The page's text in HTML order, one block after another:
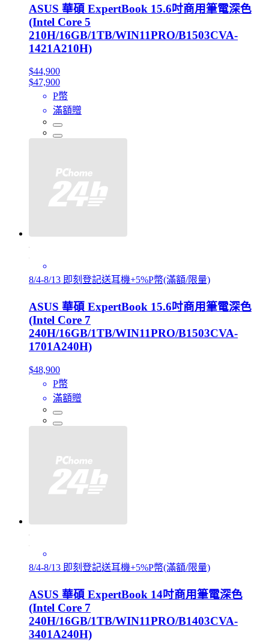
ASUS 華碩 ExpertBook 15.6吋商用筆電深色
(Intel Core 5
210H/16GB/1TB/WIN11PRO/B1503CVA-
1421A210H)
$44,900
$47,900
P幣
滿額贈
8/4-8/13 即刻登記送耳機+5%P幣(滿額/限量)
ASUS 華碩 ExpertBook 15.6吋商用筆電深色
(Intel Core 7
240H/16GB/1TB/WIN11PRO/B1503CVA-
1701A240H)
$48,900
P幣
滿額贈
8/4-8/13 即刻登記送耳機+5%P幣(滿額/限量)
ASUS 華碩 ExpertBook 14吋商用筆電深色
(Intel Core 7
240H/16GB/1TB/WIN11PRO/B1403CVA-
3401A240H)